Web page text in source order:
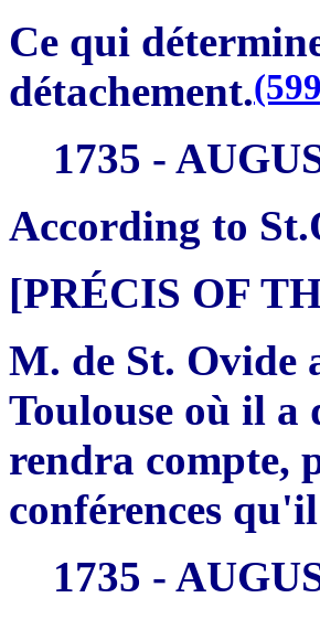
Ce qui
détachement.
1735 -
According to
[PRÉCIS OF
M. de St. Ovide
Toulouse où il a
rendra compte,
conférences
1735 -